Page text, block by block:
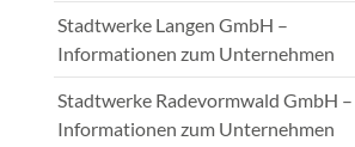
Stadtwerke Langen GmbH –
Informationen zum Unternehmen
Stadtwerke Radevormwald GmbH –
Informationen zum Unternehmen